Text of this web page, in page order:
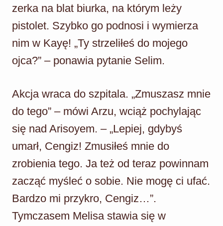
zerka na blat biurka, na którym leży
pistolet. Szybko go podnosi i wymierza
nim w Kayę! „Ty strzeliłeś do mojego
ojca?” – ponawia pytanie Selim.
Akcja wraca do szpitala. „Zmuszasz mnie
do tego” – mówi Arzu, wciąż pochylając
się nad Arisoyem. – „Lepiej, gdybyś
umarł, Cengiz! Zmusiłeś mnie do
zrobienia tego. Ja też od teraz powinnam
zacząć myśleć o sobie. Nie mogę ci ufać.
Bardzo mi przykro, Cengiz…”.
Tymczasem Melisa stawia się w